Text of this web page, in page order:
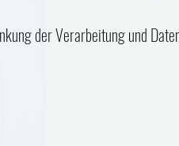
der Verarbeitung und